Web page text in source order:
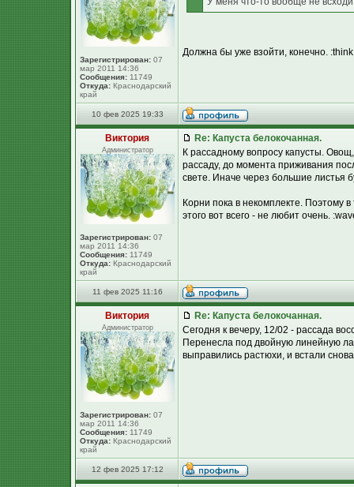
Зарегистрирован: 07
мар 2011 14:36
Сообщения: 11749
Откуда: Краснодарский
край
Должна бы уже взойти, конечно.
10 фев 2025 19:33
Виктория
Администратор
Зарегистрирован: 07
мар 2011 14:36
Сообщения: 11749
Откуда: Краснодарский
край
Re: Капуста белокочанная.
К рассадному вопросу капусты.
рассаду, до момента приживания
свете. Иначе через большие листья
Корни пока в некомплекте. Поэтому
этого вот всего - не любит очень.
11 фев 2025 11:16
Виктория
Администратор
Зарегистрирован: 07
мар 2011 14:36
Сообщения: 11749
Откуда: Краснодарский
край
Re: Капуста белокочанная.
Сегодня к вечеру, 12/02 - рассада
Перенесла под двойную линейную
выправились растюхи, и встали
12 фев 2025 17:12